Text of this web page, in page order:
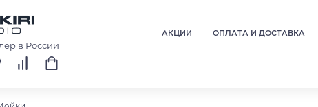
в России
АКЦИИ ОПЛАТА И ДОСТАВКА